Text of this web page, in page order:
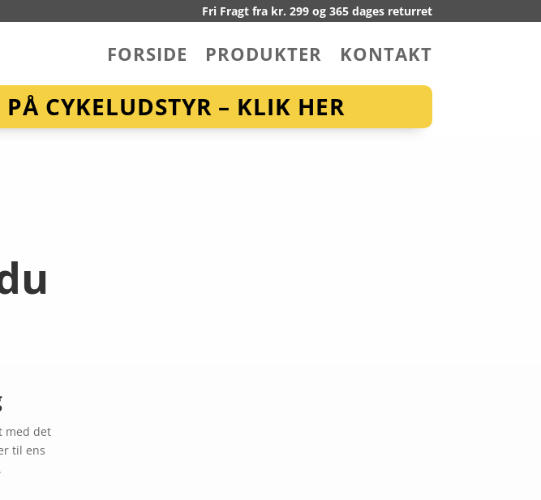
Fri Fragt fra kr. 299 og 365 dages returret
FORSIDE PRODUKTER KONTAKT
CYKELUDSTYR – KLIK HER
med det
til ens